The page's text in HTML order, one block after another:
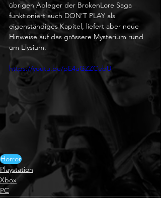
übrigen Ableger der BrokenLore Saga
funktioniert auch DON’T PLAY als
eigenständiges Kapitel, liefert aber neue
Hinweise auf das grössere Mysterium rund
um Elysium.
https://youtu.be/pE4uGZZCebU
Horror
Playstation
Xbox
PC